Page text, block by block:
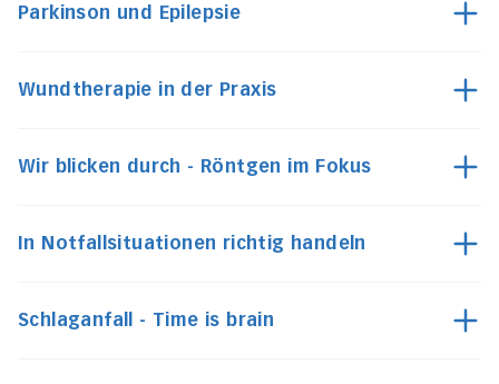
Parkinson und Epilepsie
Wundtherapie in der Praxis
Wir blicken durch - Röntgen im Fokus
In Notfallsituationen richtig handeln
Schlaganfall - Time is brain